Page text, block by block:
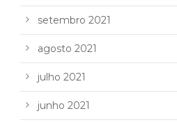
setembro 2021
agosto 2021
julho 2021
junho 2021